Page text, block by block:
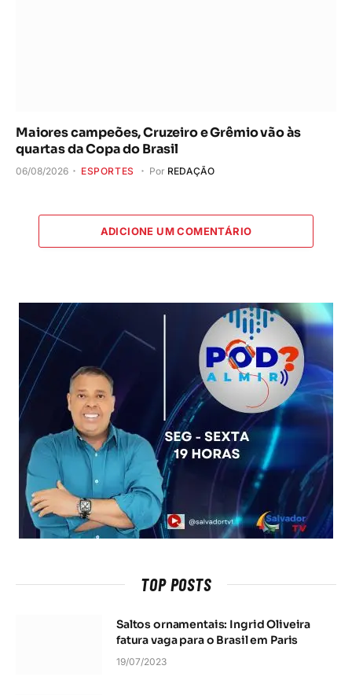
Maiores campeões, Cruzeiro e Grêmio vão às
quartas da Copa do Brasil
06/08/2026 ESPORTES Por REDAÇÃO
ADICIONE UM COMENTÁRIO
TOP POSTS
Saltos ornamentais: Ingrid Oliveira
fatura vaga para o Brasil em Paris
19/07/2023